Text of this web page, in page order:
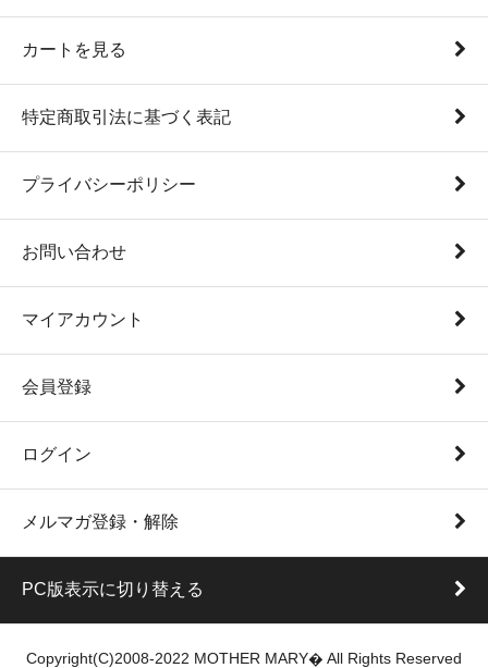
カートを見る
特定商取引法に基づく表記
プライバシーポリシー
お問い合わせ
マイアカウント
会員登録
ログイン
メルマガ登録・解除
PC版表示に切り替える
Copyright(C)2008-2022 MOTHER MARY� All Rights Reserved